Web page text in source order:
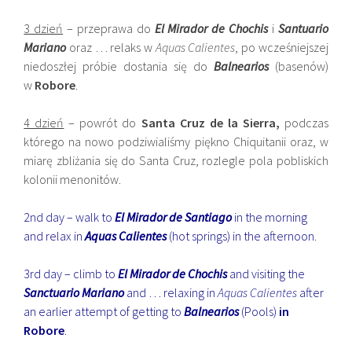
3 dzień – przeprawa do El Mirador de Chochisi Santuario
Marianooraz … relaks wAquas Calientes, po wcześniejszej
niedoszłej próbie dostania się do Balnearios (basenów)
w Robore.
4 dzień – powrót do Santa Cruz de la Sierra, podczas
którego na nowo podziwialiśmy piękno Chiquitanii oraz, w
miarę zbliżania się do Santa Cruz, rozlegle pola pobliskich
kolonii menonitów.
2nd day – walk toEl Mirador de Santiagoin the morning
and relax inAquas Calientes(hot springs) in the afternoon.
3rd day – climb toEl Mirador de Chochisand visiting the
Sanctuario Marianoand … relaxing inAquas Calientes after
an earlier attempt of getting toBalnearios(Pools) in
Robore.